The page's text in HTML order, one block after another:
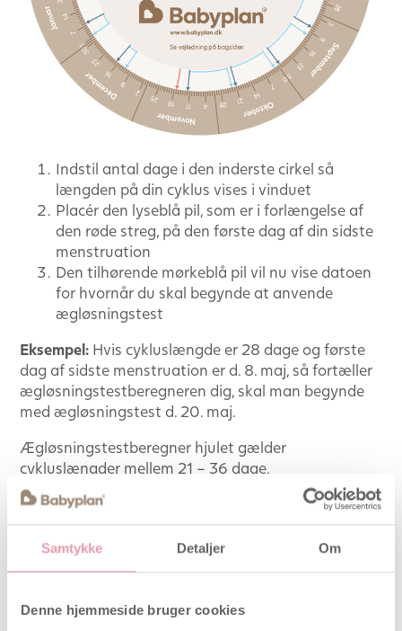
Samtykke Detaljer Om
Denne hjemmeside bruger cookies
Indstil antal dage i den inderste cirkel så
længden på din cyklus vises i vinduet
Placér den lyseblå pil, som er i forlængelse af
den røde streg, på den første dag af din sidste
menstruation
Den tilhørende mørkeblå pil vil nu vise datoen
for hvornår du skal begynde at anvende
ægløsningstest
Eksempel: Hvis cykluslængde er 28 dage og første
dag af sidste menstruation er d. 8. maj, så fortæller
ægløsningstestberegneren dig, skal man begynde
med ægløsningstest d. 20. maj.
Ægløsningstestberegner hjulet gælder
cykluslængder mellem 21 – 36 dage.
Terminsberegner
Vi har også indbygget en terminsberegner i hjulet så
når du bliver gravid nemt kan se hvilken dato du har